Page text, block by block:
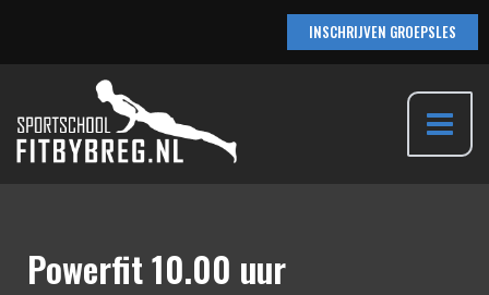
inhoud
INSCHRIJVEN GROEPSLES
Main
Powerfit 10.00 uur